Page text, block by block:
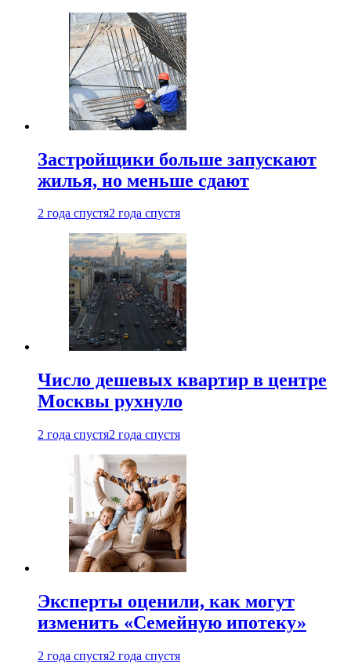
Застройщики больше запускают
жилья, но меньше сдают
2 года спустя2 года спустя
Число дешевых квартир в центре
Москвы рухнуло
2 года спустя2 года спустя
Эксперты оценили, как могут
изменить «Семейную ипотеку»
2 года спустя2 года спустя